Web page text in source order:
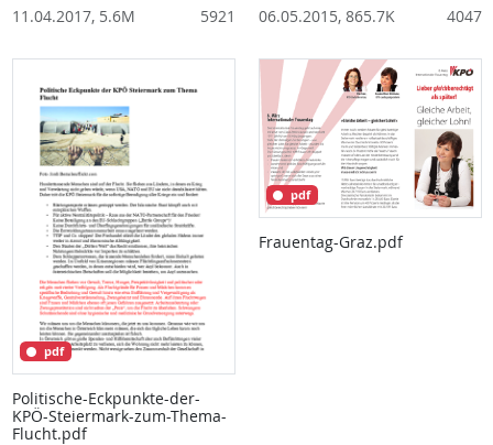
11.04.2017, 5.6M 5921 06.05.2015, 865.7K 4047
pdf
Politische-Eckpunkte-der-
KPÖ-Steiermark-zum-Thema-
Flucht.pdf
pdf
Frauentag-Graz.pdf